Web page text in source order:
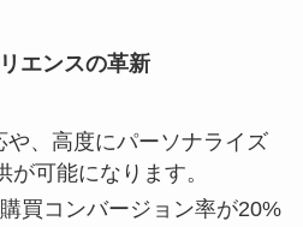
エンスの革新
や、高度にパーソナライズ
可能になります。
買コンバージョン率が20%